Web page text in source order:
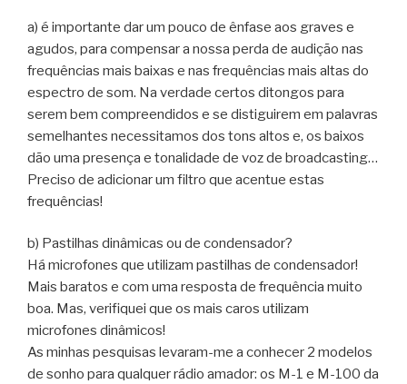
a) é importante dar um pouco de ênfase aos graves e
agudos, para compensar a nossa perda de audição nas
frequências mais baixas e nas frequências mais altas do
espectro de som. Na verdade certos ditongos para
serem bem compreendidos e se distiguirem em palavras
semelhantes necessitamos dos tons altos e, os baixos
dão uma presença e tonalidade de voz de broadcasting…
Preciso de adicionar um filtro que acentue estas
frequências!
b) Pastilhas dinâmicas ou de condensador?
Há microfones que utilizam pastilhas de condensador!
Mais baratos e com uma resposta de frequência muito
boa. Mas, verifiquei que os mais caros utilizam
microfones dinâmicos!
As minhas pesquisas levaram-me a conhecer 2 modelos
de sonho para qualquer rádio amador: os M-1 e M-100 da